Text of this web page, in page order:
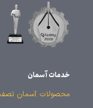
خدمات آسمان
محصولات آسمان